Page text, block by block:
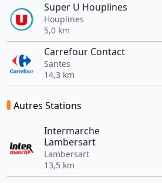
Super U Houplines
Houplines
5,0 km
Carrefour Contact
Santes
14,3 km
Autres Stations
Intermarche
Lambersart
Lambersart
13,5 km